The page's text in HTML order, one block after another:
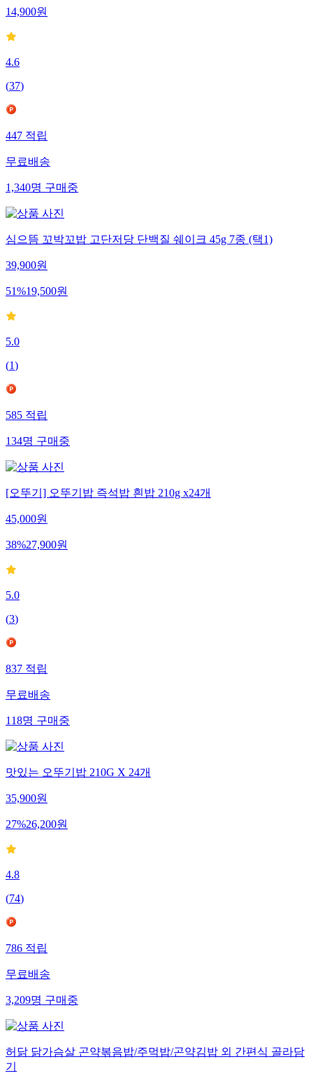
14,900원
4.6
(37)
447적립
무료배송
1,340명구매중
심으뜸 꼬박꼬밥 고단저당 단백질 쉐이크 45g 7종 (택1)
39,900원
51%19,500원
5.0
(1)
585적립
134명구매중
[오뚜기] 오뚜기밥 즉석밥 흰밥 210g x24개
45,000원
38%27,900원
5.0
(3)
837적립
무료배송
118명구매중
맛있는 오뚜기밥 210G X 24개
35,900원
27%26,200원
4.8
(74)
786적립
무료배송
3,209명구매중
허닭 닭가슴살 곤약볶음밥/주먹밥/곤약김밥 외 간편식 골라담
기